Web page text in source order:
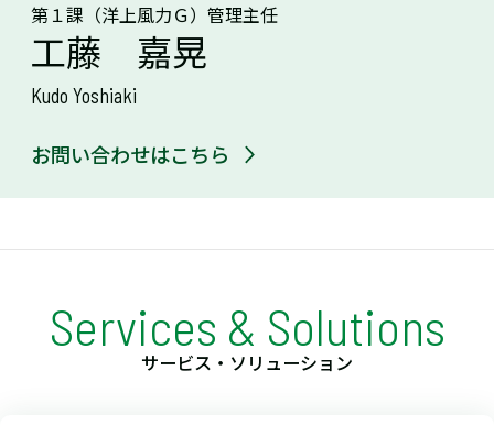
第１課（洋上風力Ｇ）管理主任
工藤 嘉晃
Kudo Yoshiaki
お問い合わせはこちら
Services & Solutions
サービス・ソリューション